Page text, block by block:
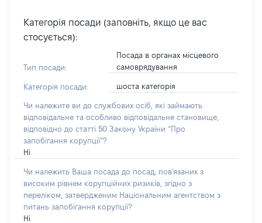
Категорія посади (заповніть, якщо це вас
стосується):
Тип посади:
Посада в органах місцевого
самоврядування
Категорія посади: шоста категорія
Чи належите ви до службових осіб, які займають
відповідальне та особливо відповідальне становище,
відповідно до статті 50 Закону України “Про
запобігання корупції”?
Ні
Чи належить Ваша посада до посад, пов'язаних з
високим рівнем корупційних ризиків, згідно з
переліком, затвердженим Національним агентством з
питань запобігання корупції?
Ні